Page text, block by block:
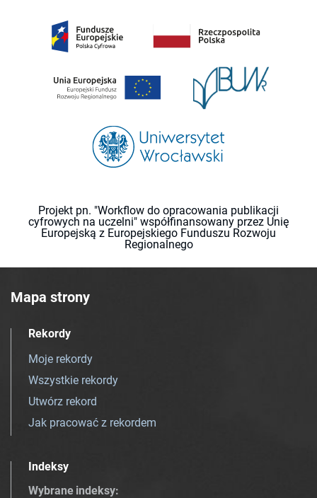
Projekt pn. "Workflow do opracowania publikacji
cyfrowych na uczelni" współfinansowany przez Unię
Europejską z Europejskiego Funduszu Rozwoju
Regionalnego
Mapa strony
Rekordy
Moje rekordy
Wszystkie rekordy
Utwórz rekord
Jak pracować z rekordem
Indeksy
Wybrane indeksy: